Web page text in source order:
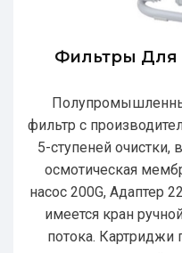
Фильтры Для
фильтр с
5-ступеней очистки,
осмотическая
насос 200G, Адаптер
имеется кран
потока.